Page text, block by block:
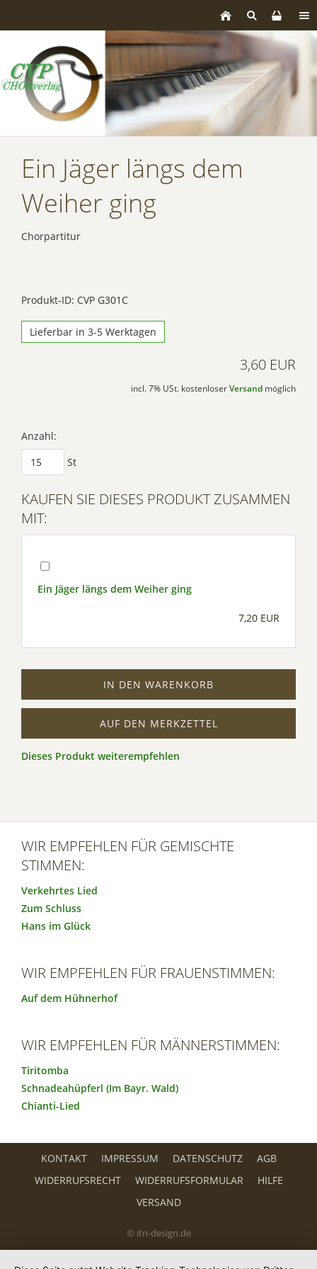
Ein Jäger längs dem
Weiher ging
Chorpartitur
Produkt-ID: CVP G301C
Lieferbar in 3-5 Werktagen
3,60 EUR
incl. 7% USt. kostenloser Versand möglich
Anzahl:
St
KAUFEN SIE DIESES PRODUKT ZUSAMMEN
MIT:
Ein Jäger längs dem Weiher ging
7,20 EUR
IN DEN WARENKORB
AUF DEN MERKZETTEL
Dieses Produkt weiterempfehlen
WIR EMPFEHLEN FÜR GEMISCHTE
STIMMEN:
Verkehrtes Lied
Zum Schluss
Hans im Glück
WIR EMPFEHLEN FÜR FRAUENSTIMMEN:
Auf dem Hühnerhof
WIR EMPFEHLEN FÜR MÄNNERSTIMMEN:
Tiritomba
Schnadeahüpferl (Im Bayr. Wald)
Chianti-Lied
KONTAKT IMPRESSUM DATENSCHUTZ
AGB
WIDERRUFSRECHT
WIDERRUFSFORMULAR
HILFE
VERSAND
© itn-design.de